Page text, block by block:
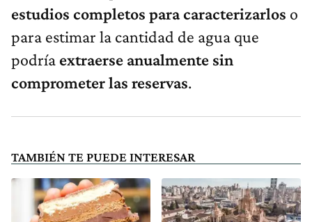
estudios completos para caracterizarlos o
para estimar la cantidad de agua que
podría extraerse anualmente sin
comprometer las reservas.
TAMBIÉN TE PUEDE INTERESAR